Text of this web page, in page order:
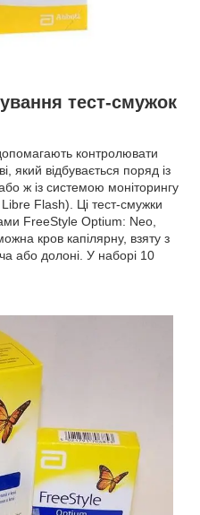
тест-смужок
контролювати
який відбувається поряд із
ж із системою моніторингу
Flash). Ці тест-смужки
FreeStyle Optium: Neo,
кров капілярну, взяту з
або долоні. У наборі 10